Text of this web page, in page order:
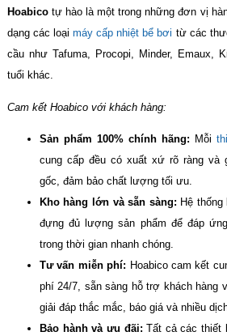
Hoabicotự hào là một trong những đơn vị
dạng các loạimáy cấp nhiệt bể bơi từ các
cầu như Tafuma, Procopi, Minder, Emaux,
tuổi khác.
Cam kết Hoabico với khách hàng:
Sản phẩm 100% chính hãng: Mỗi
cung cấp đều có xuất xứ rõ ràng và
gốc, đảm bảo chất lượng tối ưu.
Kho hàng lớn và sẵn sàng: Hệ
đựng đủ lượng sản phẩm để đáp
trong thời gian nhanh chóng.
Tư vấn miễn phí: Hoabico cam kết
phí 24/7, sẵn sàng hỗ trợ khách hàng
giải đáp thắc mắc, báo giá và nhiều
Bảo hành và ưu đãi: Tất cả các thiết